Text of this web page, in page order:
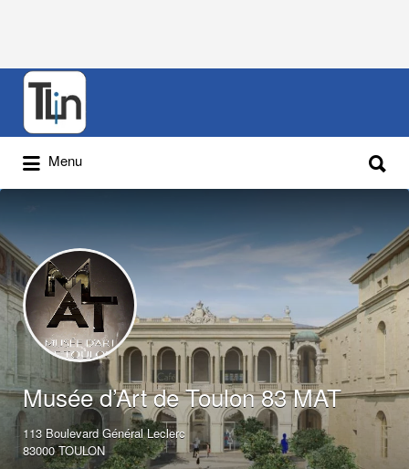
Rechercher
Menu
Musée d’Art de Toulon 83 MAT
113 Boulevard Général Leclerc
83000 TOULON